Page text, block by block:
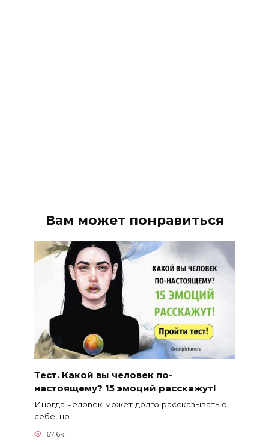
Вам может понравиться
Тест. Какой вы человек по-
настоящему? 15 эмоций расскажут!
Иногда человек может долго рассказывать о
себе, но
67.6к.